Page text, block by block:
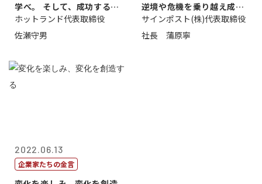
学べ。 そして、成功するま
で挑戦し続...
ホットランド代表取締役
佐瀬守男
逆境や危機を乗り越え成長
する
サインポスト(株)代表取締役
社長 蒲原寧
2022.06.13
企業家たちの金言